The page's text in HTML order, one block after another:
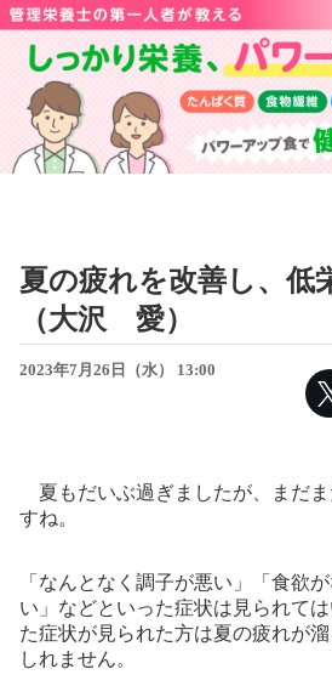
夏の疲れを改善し、低
（大沢 愛）
2023年7月26日（水） 13:00
夏もだいぶ過ぎましたが、まだ
すね。
「なんとなく調子が悪い」「食欲
い」などといった症状は見られて
た症状が見られた方は夏の疲れが
しれません。